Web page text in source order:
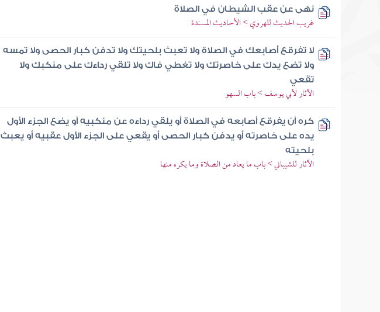
نهى عن عقب الشيطان في الصلاة
غريب الحديث للهروي > الأحاديث المسندة
لا تفرقع أصابعك في الصلاة ولا تعبث بلحيتك ولا تدفن كبار الحصى ولا تمسه
ولا تضع يدك على خاصرتك ولا تغطي فاك ولا تلقي رداءك على منكبك ولا
تقعي
الآثار لأبي يوسف > باب السهو
كره أن يفرقع أصابعه في الصلاة أو يلقي رداءه عن منكبيه أو يضع الجزء الأول
يده على خاصرته أو يدفن كبار الحصى أو يقعي على الجزء الأول عقبيه أو يعبث
بلحيته
الآثار للشيباني > باب ما يعاد من الصلاة وما يكره منها